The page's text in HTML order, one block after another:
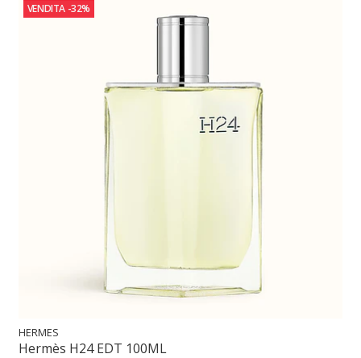
VENDITA -32%
HERMES
Hermès H24 EDT 100ML